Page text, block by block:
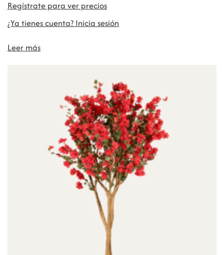
Regístrate para ver precios
¿Ya tienes cuenta? Inicia sesión
Leer más